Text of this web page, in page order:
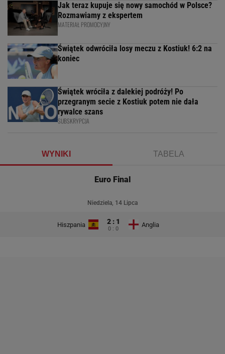
Jak teraz kupuje się nowy samochód w Polsce?
Rozmawiamy z ekspertem
MATERIAŁ PROMOCYJNY
Świątek odwróciła losy meczu z Kostiuk! 6:2 na
koniec
Świątek wróciła z dalekiej podróży! Po
przegranym secie z Kostiuk potem nie dała
rywalce szans
SUBSKRYPCJA
WYNIKI TABELA
Euro Final
Niedziela, 14 Lipca
Hiszpania 2 : 1
0 : 0
Anglia